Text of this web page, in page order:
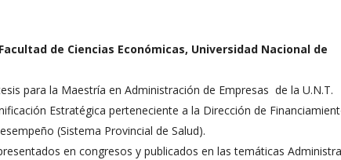
de Ciencias Económicas, Universidad Nacional de
para la Maestría en Administración de Empresas de la U.N.T.
Estratégica perteneciente a la Dirección de
(Sistema Provincial de Salud).
en congresos y publicados en las temáticas